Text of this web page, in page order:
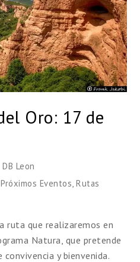
Oro: 17 de
DB Leon
Próximos Eventos,Rutas
ruta que realizaremos en
Natura, que pretende
y bienvenida.